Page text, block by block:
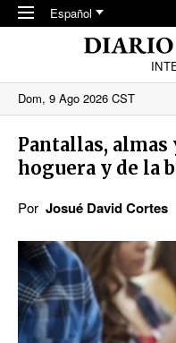
Skip to main content
Español
Dom, 9 Ago 2026 CST
Pantallas,
hoguera y de la
Por Josué David Cortes